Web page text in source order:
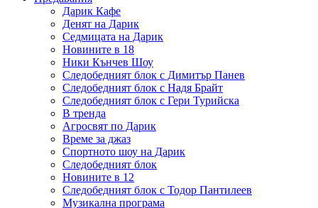
Дарик Кафе
Денят на Дарик
Седмицата на Дарик
Новините в 18
Ники Кънчев Шоу
Следобедният блок с Димитър Панев
Следобедният блок с Надя Брайт
Следобедният блок с Гери Турийска
В тренда
Агросвят по Дарик
Време за джаз
Спортното шоу на Дарик
Следобедният блок
Новините в 12
Следобедният блок с Тодор Пантилеев
Музикална програма